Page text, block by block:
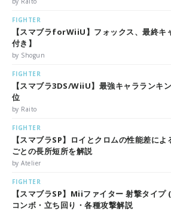
FIGHTER
【スマブラforWiiU】フォックス、最終キ
付き】
by Shogun
FIGHTER
【スマブラ3DS/WiiU】最強キャラランキ
位
by Raito
FIGHTER
【スマブラSP】ロイとクロムの性能差に
ごとの長所短所を解説
by Atelier
FIGHTER
【スマブラSP】Miiファイター 射撃タイプ
コンボ・立ち回り・各種攻撃解説